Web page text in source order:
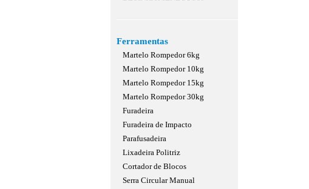
Ferramentas
Martelo Rompedor 6kg
Martelo Rompedor 10kg
Martelo Rompedor 15kg
Martelo Rompedor 30kg
Furadeira
Furadeira de Impacto
Parafusadeira
Lixadeira Politriz
Cortador de Blocos
Serra Circular Manual